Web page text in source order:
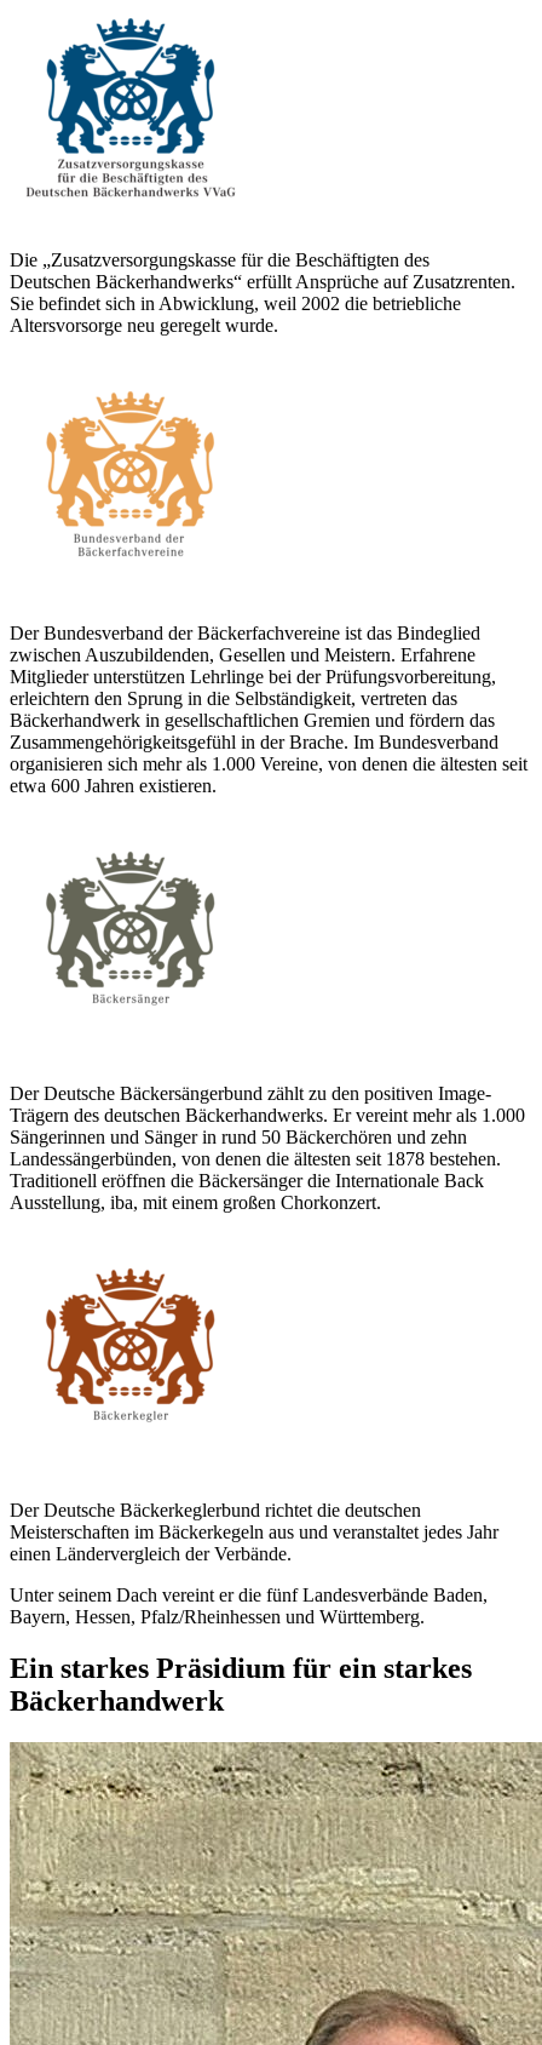
Die „Zusatzversorgungskasse für die Beschäftigten des
Deutschen Bäckerhandwerks“ erfüllt Ansprüche auf Zusatzrenten.
Sie befindet sich in Abwicklung, weil 2002 die betriebliche
Altersvorsorge neu geregelt wurde.
Der Bundesverband der Bäckerfachvereine ist das Bindeglied
zwischen Auszubildenden, Gesellen und Meistern. Erfahrene
Mitglieder unterstützen Lehrlinge bei der Prüfungsvorbereitung,
erleichtern den Sprung in die Selbständigkeit, vertreten das
Bäckerhandwerk in gesellschaftlichen Gremien und fördern das
Zusammengehörigkeitsgefühl in der Brache. Im Bundesverband
organisieren sich mehr als 1.000 Vereine, von denen die ältesten seit
etwa 600 Jahren existieren.
Der Deutsche Bäckersängerbund zählt zu den positiven Image-
Trägern des deutschen Bäckerhandwerks. Er vereint mehr als 1.000
Sängerinnen und Sänger in rund 50 Bäckerchören und zehn
Landessängerbünden, von denen die ältesten seit 1878 bestehen.
Traditionell eröffnen die Bäckersänger die Internationale Back
Ausstellung, iba, mit einem großen Chorkonzert.
Der Deutsche Bäckerkeglerbund richtet die deutschen
Meisterschaften im Bäckerkegeln aus und veranstaltet jedes Jahr
einen Ländervergleich der Verbände.
Unter seinem Dach vereint er die fünf Landesverbände Baden,
Bayern, Hessen, Pfalz/Rheinhessen und Württemberg.
Ein starkes Präsidium für ein starkes
Bäckerhandwerk